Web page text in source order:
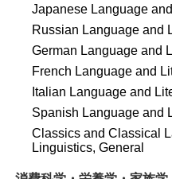
Japanese Language
Russian Language and
German Language and
French Language and
Italian Language and
Spanish Language and
Classics and Classical
Linguistics, General